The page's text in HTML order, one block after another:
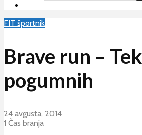
FIT športnik
Brave run – Tek
pogumnih
24 avgusta, 2014
1 Čas branja